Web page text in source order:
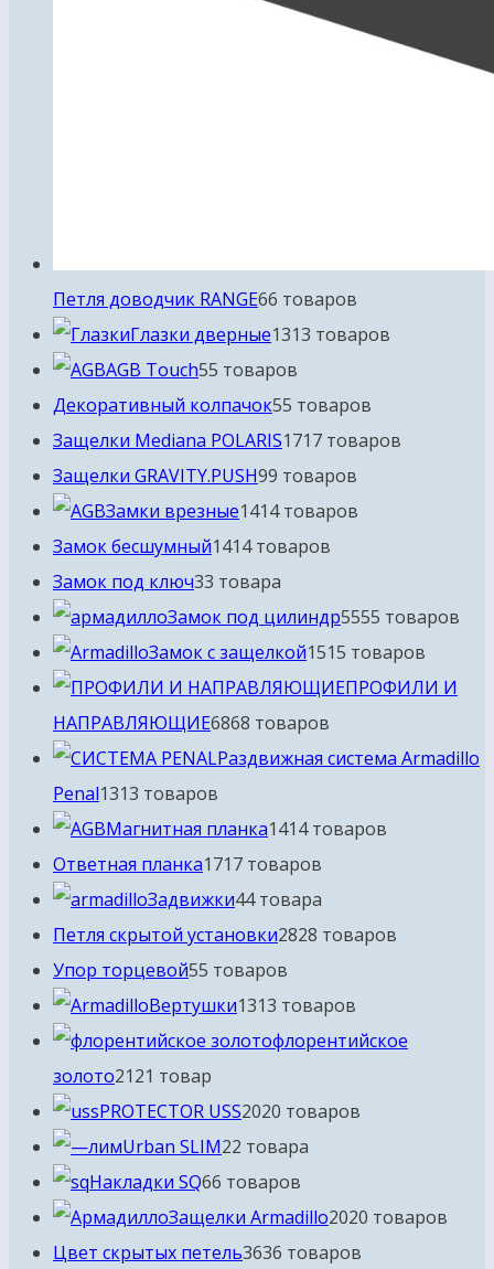
Петля доводчик RANGE66 товаров
Глазки дверные1313 товаров
AGB Touch55 товаров
Декоративный колпачок55 товаров
Защелки Mediana POLARIS1717 товаров
Защелки GRAVITY.PUSH99 товаров
Замки врезные1414 товаров
Замок бесшумный1414 товаров
Замок под ключ33 товара
Замок под цилиндр5555 товаров
Замок с защелкой1515 товаров
ПРОФИЛИ И
НАПРАВЛЯЮЩИЕ6868 товаров
Раздвижная система Armadillo
Penal1313 товаров
Магнитная планка1414 товаров
Ответная планка1717 товаров
Задвижки44 товара
Петля скрытой установки2828 товаров
Упор торцевой55 товаров
Вертушки1313 товаров
флорентийское
золото2121 товар
PROTECTOR USS2020 товаров
Urban SLIM22 товара
Накладки SQ66 товаров
Защелки Armadillo2020 товаров
Цвет скрытых петель3636 товаров